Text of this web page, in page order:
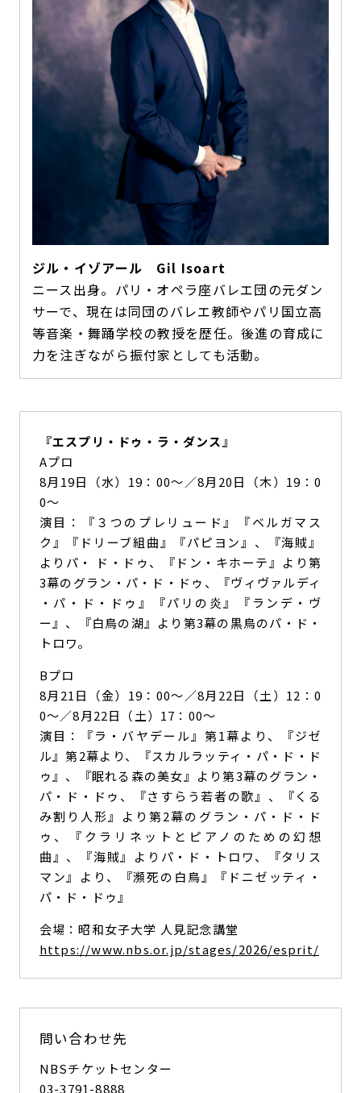
ジル・イゾアール Gil Isoart
ニース出身。パリ・オペラ座バレエ団の元ダン
サーで、現在は同団のバレエ教師やパリ国立高
等音楽・舞踊学校の教授を歴任。後進の育成に
力を注ぎながら振付家としても活動。
『エスプリ・ドゥ・ラ・ダンス』
Aプロ
8月19日（水）19：00～／8月20日（木）19：0
0～
演目：『３つのプレリュード』『ベルガマス
ク』『ドリーブ組曲』『パピヨン』、『海賊』
よりパ・ ド・ドゥ、『ドン・キホーテ』より第
3幕のグラン・パ・ド・ドゥ、『ヴィヴァルディ
・パ・ド・ドゥ』『パリの炎』『ランデ・ヴ
ー』、『白鳥の湖』より第3幕の黒鳥のパ・ド・
トロワ。
Bプロ
8月21日（金）19：00～／8月22日（土）12：0
0～／8月22日（土）17：00～
演目：『ラ・バヤデール』第1幕より、『ジゼ
ル』第2幕より、『スカルラッティ・パ・ド・ド
ゥ』、『眠れる森の美女』より第3幕のグラン・
パ・ド・ドゥ、『さすらう若者の歌』、『くる
み割り人形』より第2幕のグラン・パ・ド・ド
ゥ、『クラリネットとピアノのための幻想
曲』、『海賊』よりパ・ド・トロワ、『タリス
マン』より、『瀕死の白鳥』『ドニゼッティ・
パ・ド・ドゥ』
会場：昭和女子大学 人見記念講堂
https://www.nbs.or.jp/stages/2026/esprit/
問い合わせ先
NBSチケットセンター
03-3791-8888